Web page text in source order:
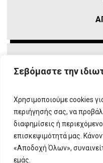
Σεβόμαστε την
Χρησιμοποιούμε cookies
περιήγησής σας, να
διαφημίσεις ή
επισκεψιμότητά μας.
«Αποδοχή Όλων»,
εμάς.
T: 210 666 3993 E:
ΦΟΡΜΑ